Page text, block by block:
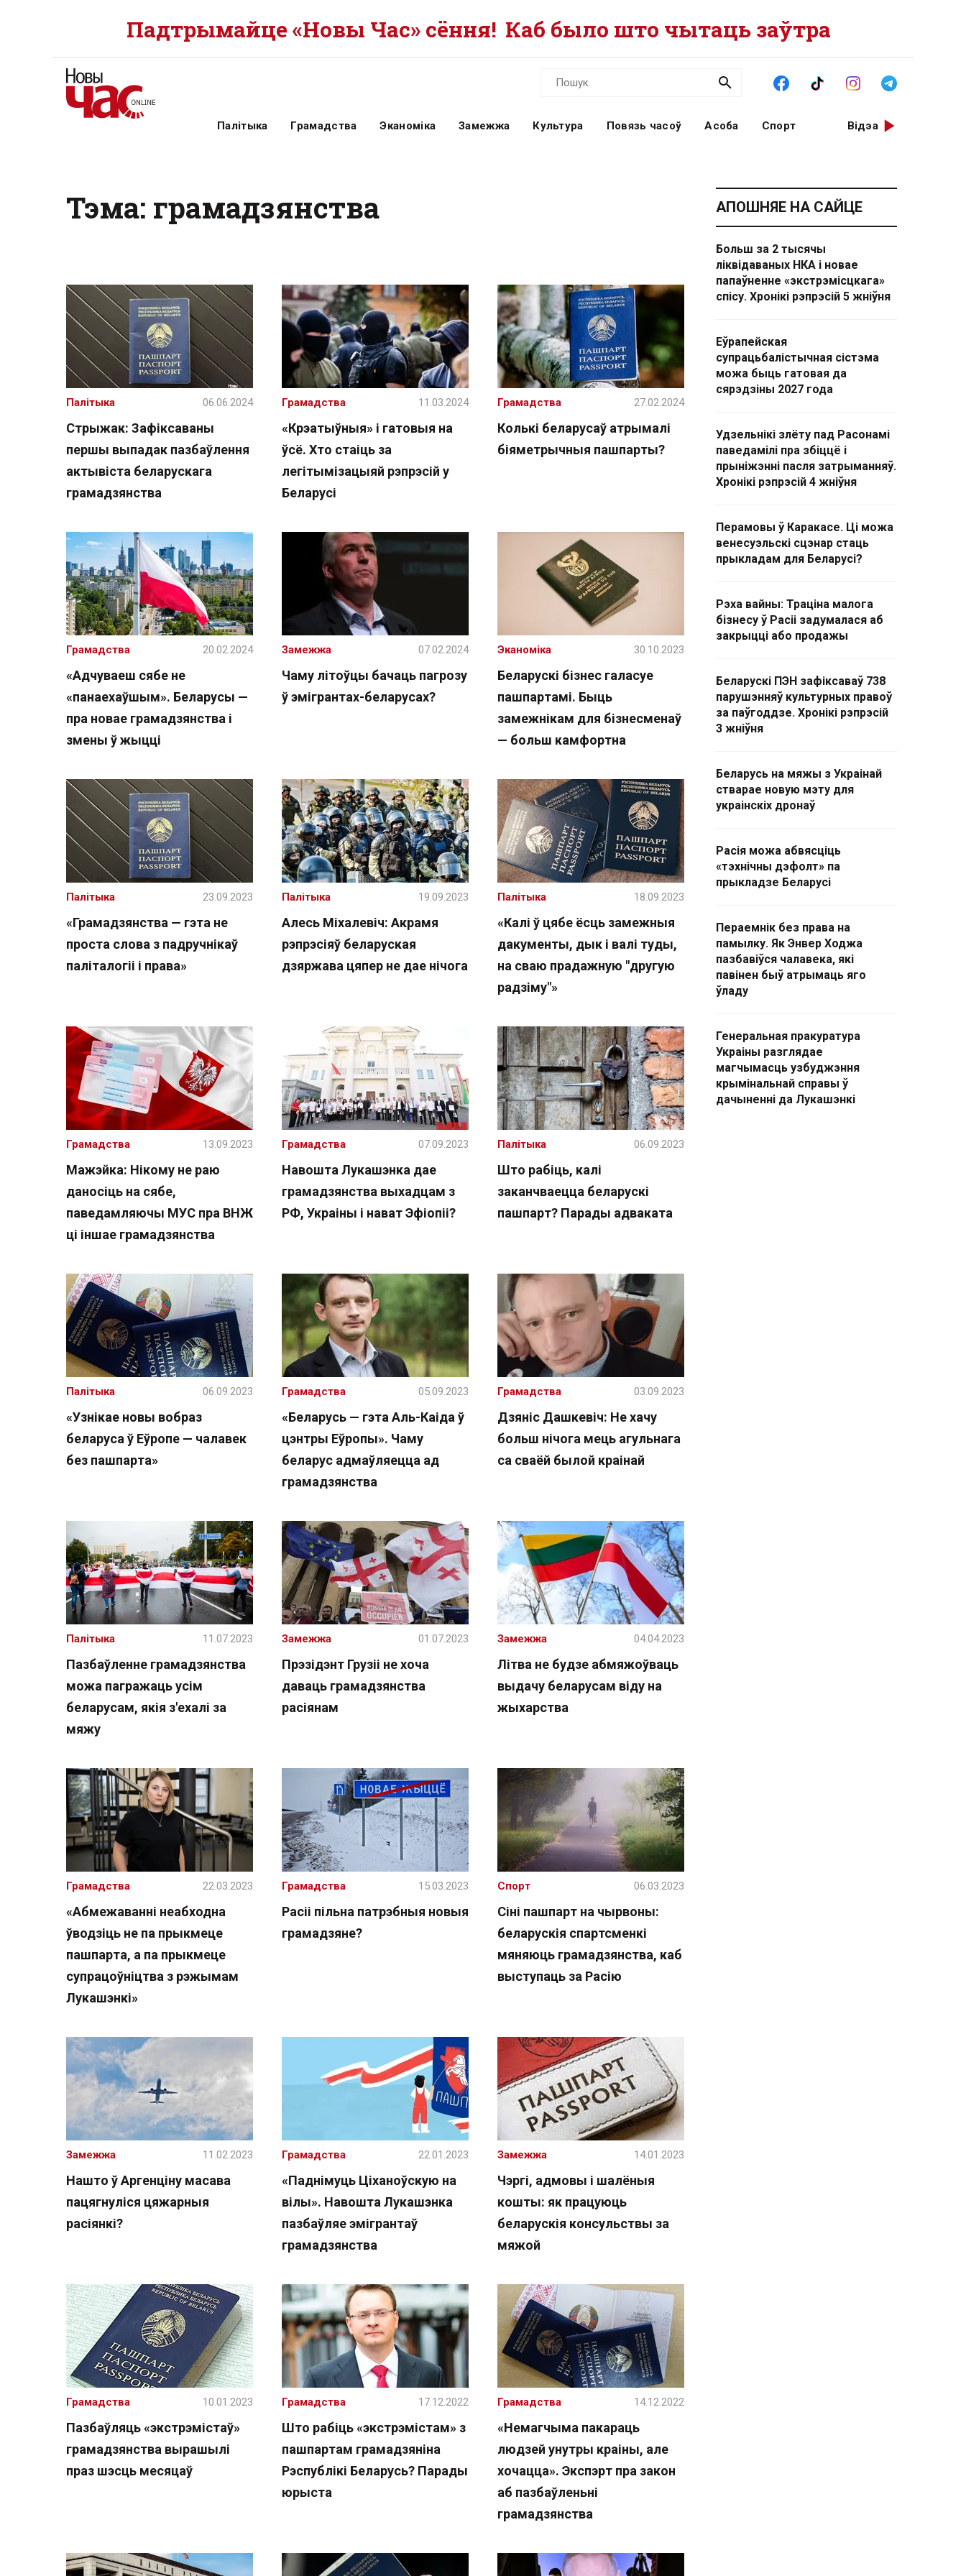
Падтрымайце «Новы Час» сёння! Каб было што чытаць заўтра
Палітыка Грамадства Эканоміка Замежжа Культура Повязь часоў Асоба Спорт Відэа
Тэма: грамадзянства
Стрыжак: Зафіксаваны
першы выпадак пазбаўлення
актывіста беларускага
грамадзянства
Палітыка 06.06.2024
«Крэатыўныя» і гатовыя на
ўсё. Хто стаіць за
легітымізацыяй рэпрэсій у
Беларусі
Грамадства 11.03.2024
Колькі беларусаў атрымалі
біяметрычныя пашпарты?
Грамадства 27.02.2024
«Адчуваеш сябе не
«панаехаўшым». Беларусы —
пра новае грамадзянства і
змены ў жыцці
Грамадства 20.02.2024
Чаму літоўцы бачаць пагрозу
ў эмігрантах-беларусах?
Замежжа 07.02.2024
Беларускі бізнес галасуе
пашпартамі. Быць
замежнікам для бізнесменаў
— больш камфортна
Эканоміка 30.10.2023
«Грамадзянства — гэта не
проста слова з падручнікаў
паліталогіі і права»
Палітыка 23.09.2023
Алесь Міхалевіч: Акрамя
рэпрэсіяў беларуская
дзяржава цяпер не дае нічога
Палітыка 19.09.2023
«Калі ў цябе ёсць замежныя
дакументы, дык і валі туды,
на сваю прадажную "другую
радзіму"»
Палітыка 18.09.2023
Мажэйка: Нікому не раю
даносіць на сябе,
паведамляючы МУС пра ВНЖ
ці іншае грамадзянства
Грамадства 13.09.2023
Навошта Лукашэнка дае
грамадзянства выхадцам з
РФ, Украіны і нават Эфіопіі?
Грамадства 07.09.2023
Што рабіць, калі
заканчваецца беларускі
пашпарт? Парады адваката
Палітыка 06.09.2023
«Узнікае новы вобраз
беларуса ў Еўропе — чалавек
без пашпарта»
Палітыка 06.09.2023
«Беларусь — гэта Аль-Каіда ў
цэнтры Еўропы». Чаму
беларус адмаўляецца ад
грамадзянства
Грамадства 05.09.2023
Дзяніс Дашкевіч: Не хачу
больш нічога мець агульнага
са сваёй былой краінай
Грамадства 03.09.2023
Пазбаўленне грамадзянства
можа пагражаць усім
беларусам, якія з'ехалі за
мяжу
Палітыка 11.07.2023
Прэзідэнт Грузіі не хоча
даваць грамадзянства
расіянам
Замежжа 01.07.2023
Літва не будзе абмяжоўваць
выдачу беларусам віду на
жыхарства
Замежжа 04.04.2023
«Абмежаванні неабходна
ўводзіць не па прыкмеце
пашпарта, а па прыкмеце
супрацоўніцтва з рэжымам
Лукашэнкі»
Грамадства 22.03.2023
Расіі пільна патрэбныя новыя
грамадзяне?
Грамадства 15.03.2023
Сіні пашпарт на чырвоны:
беларускія спартсменкі
мяняюць грамадзянства, каб
выступаць за Расію
Спорт 06.03.2023
Нашто ў Аргенціну масава
пацягнуліся цяжарныя
расіянкі?
Замежжа 11.02.2023
«Паднімуць Ціханоўскую на
вілы». Навошта Лукашэнка
пазбаўляе эмігрантаў
грамадзянства
Грамадства 22.01.2023
Чэргі, адмовы і шалёныя
кошты: як працуюць
беларускія консульствы за
мяжой
Замежжа 14.01.2023
Пазбаўляць «экстрэмістаў»
грамадзянства вырашылі
праз шэсць месяцаў
Грамадства 10.01.2023
Што рабіць «экстрэмістам» з
пашпартам грамадзяніна
Рэспублікі Беларусь? Парады
юрыста
Грамадства 17.12.2022
«Немагчыма пакараць
людзей унутры краіны, але
хочацца». Экспэрт пра закон
аб пазбаўленьні
грамадзянства
Грамадства 14.12.2022
АПОШНЯЕ НА САЙЦЕ
Больш за 2 тысячы
ліквідаваных НКА і новае
папаўненне «экстрэмісцкага»
спісу. Хронікі рэпрэсій 5 жніўня
Еўрапейская
супрацьбалістычная сістэма
можа быць гатовая да
сярэдзіны 2027 года
Удзельнікі злёту пад Расонамі
паведамілі пра збіццё і
прыніжэнні пасля затрыманняў.
Хронікі рэпрэсій 4 жніўня
Перамовы ў Каракасе. Ці можа
венесуэльскі сцэнар стаць
прыкладам для Беларусі?
Рэха вайны: Траціна малога
бізнесу ў Расіі задумалася аб
закрыцці або продажы
Беларускі ПЭН зафіксаваў 738
парушэнняў культурных правоў
за паўгоддзе. Хронікі рэпрэсій
3 жніўня
Беларусь на мяжы з Украінай
стварае новую мэту для
украінскіх дронаў
Расія можа абвясціць
«тэхнічны дэфолт» па
прыкладзе Беларусі
Пераемнік без права на
памылку. Як Энвер Ходжа
пазбавіўся чалавека, які
павінен быў атрымаць яго
ўладу
Генеральная пракуратура
Украіны разглядае
магчымасць узбуджэння
крымінальнай справы ў
дачыненні да Лукашэнкі